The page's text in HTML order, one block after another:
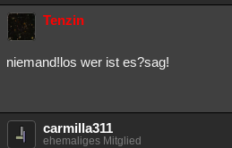
Tenzin
niemand!los wer ist es?sag!
carmilla311
ehemaliges Mitglied